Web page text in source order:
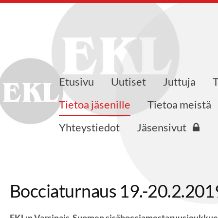
Varsinais-Suomen
Etusivu Uutiset Juttuja
Tietoa jäsenille
Tietoa meistä
Yhteystiedot
Jäsensivut
Bocciaturnaus 19.-